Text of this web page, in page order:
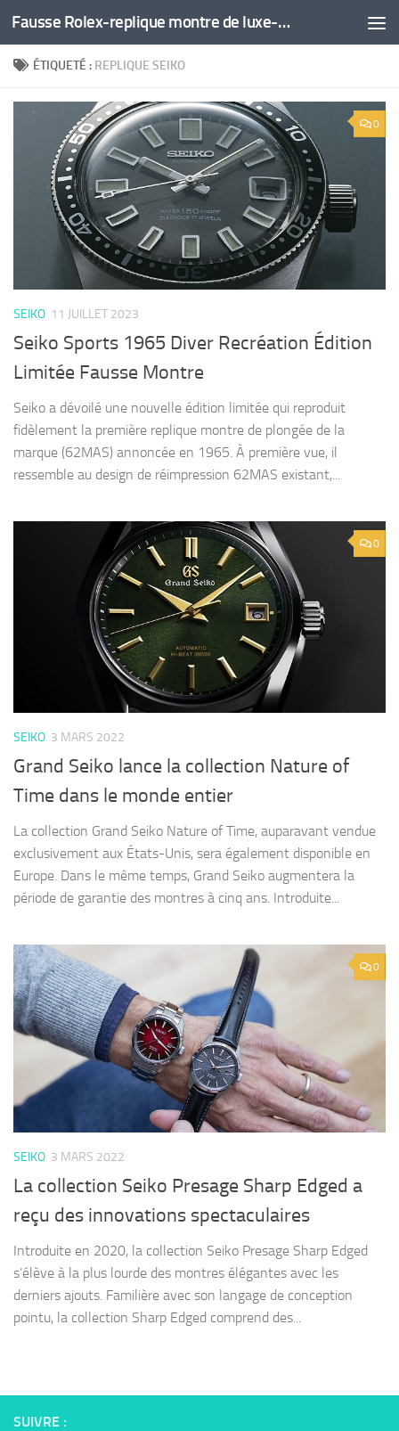
Skip to content Fausse Rolex-replique montre de luxe-montre pas cher
ÉTIQUETÉ : REPLIQUE SEIKO
0
SEIKO 11 JUILLET 2023
Seiko Sports 1965 Diver Recréation Édition
Limitée Fausse Montre
Seiko a dévoilé une nouvelle édition limitée qui reproduit
fidèlement la première replique montre de plongée de la
marque (62MAS) annoncée en 1965. À première vue, il
ressemble au design de réimpression 62MAS existant,...
0
SEIKO 3 MARS 2022
Grand Seiko lance la collection Nature of
Time dans le monde entier
La collection Grand Seiko Nature of Time, auparavant vendue
exclusivement aux États-Unis, sera également disponible en
Europe. Dans le même temps, Grand Seiko augmentera la
période de garantie des montres à cinq ans. Introduite...
0
SEIKO 3 MARS 2022
La collection Seiko Presage Sharp Edged a
reçu des innovations spectaculaires
Introduite en 2020, la collection Seiko Presage Sharp Edged
s’élève à la plus lourde des montres élégantes avec les
derniers ajouts. Familière avec son langage de conception
pointu, la collection Sharp Edged comprend des...
SUIVRE :